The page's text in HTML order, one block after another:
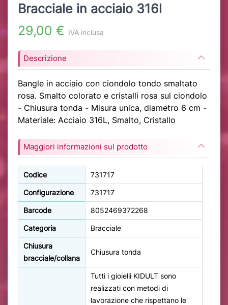
Bracciale in acciaio 316l
29,00 € IVA inclusa
Descrizione
Bangle in acciaio con ciondolo tondo smaltato
rosa. Smalto colorato e cristalli rosa sul ciondolo
- Chiusura tonda - Misura unica, diametro 6 cm -
Materiale: Acciaio 316L, Smalto, Cristallo
Maggiori informazioni sul prodotto
Codice 731717
Configurazione 731717
Barcode 8052469372268
Categoria Bracciale
Chiusura
bracciale/collana
Chiusura tonda
Tutti i gioielli KIDULT sono
realizzati con metodi di
lavorazione che rispettano le